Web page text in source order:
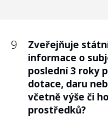
odměnách
kontrolního
rady, správní
Doporučení:
Kontrolní orgán je
9
Zveřejňuje
informace o
poslední 3 roky
dotace, daru
včetně výše či
prostředků?